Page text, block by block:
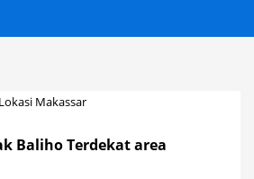
Baliho Terdekat area